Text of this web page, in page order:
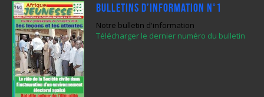
Bulletins d’Information N°1
Notre bulletin d'information
Télécharger le dernier numéro du bulletin